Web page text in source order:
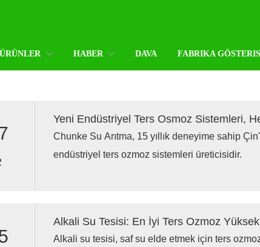
ÜRÜNLER HABER DAVA FABRIKA
Yeni Endüstriyel Ters Osmoz Sistemleri,
Chunke Su Arıtma, 15 yıllık deneyime sahip
endüstriyel ters ozmoz sistemleri üreticisidir.
Alkali Su Tesisi: En İyi Ters Ozmoz
Alkali su tesisi, saf su elde etmek için ters